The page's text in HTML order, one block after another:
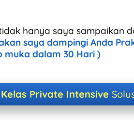
hanya saya sampaikan
saya dampingi Anda
muka dalam 30 Hari )
Kelas Private Intensive